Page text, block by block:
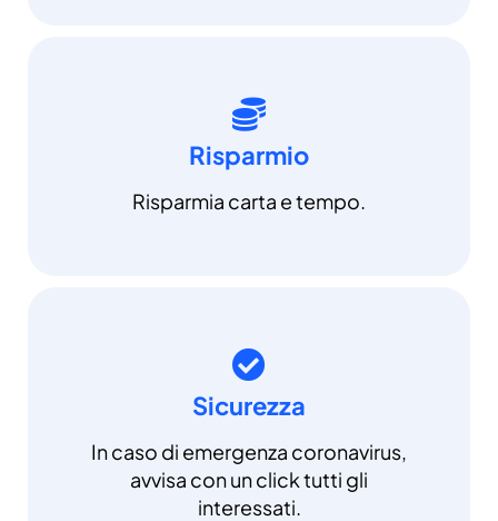
Risparmio
Risparmia carta e tempo.
Sicurezza
In caso di emergenza coronavirus,
avvisa con un click tutti gli
interessati.